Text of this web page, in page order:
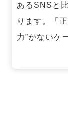
あるSNSと
ります。「
力”がないケ